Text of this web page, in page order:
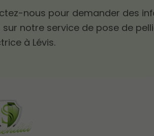
nous pour demander des
sur notre service de pose de
à Lévis.